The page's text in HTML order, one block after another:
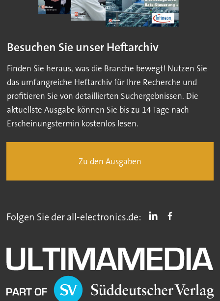
Besuchen Sie unser Heftarchiv
Finden Sie heraus, was die Branche bewegt! Nutzen Sie
das umfangreiche Heftarchiv für Ihre Recherche und
profitieren Sie von detaillierten Suchergebnissen. Die
aktuellste Ausgabe können Sie bis zu 14 Tage nach
Erscheinungstermin kostenlos lesen.
Zu den Ausgaben
Folgen Sie der all-electronics.de: